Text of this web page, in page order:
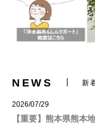
NEWS 新
2026/07/29
【重要】熊本県熊本